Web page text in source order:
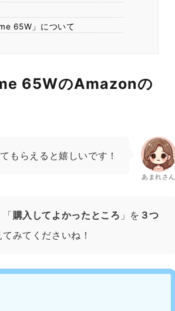
65W」について
65WのAmazonの
もらえると嬉しいです！
あまれさん
「購入してよかったところ 」を ３つ
みてくださいね！